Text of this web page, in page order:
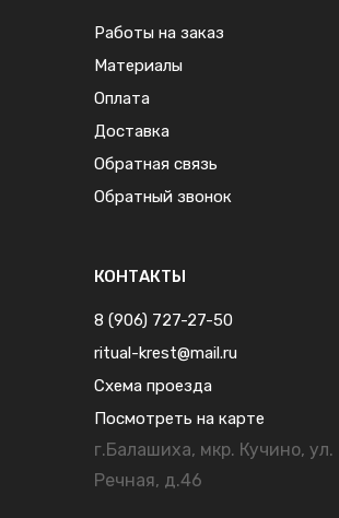
Работы на заказ
Материалы
Оплата
Доставка
Обратная связь
Обратный звонок
КОНТАКТЫ
8 (906) 727-27-50
ritual-krest@mail.ru
Схема проезда
Посмотреть на карте
г.Балашиха, мкр. Кучино, ул.
Речная, д.46